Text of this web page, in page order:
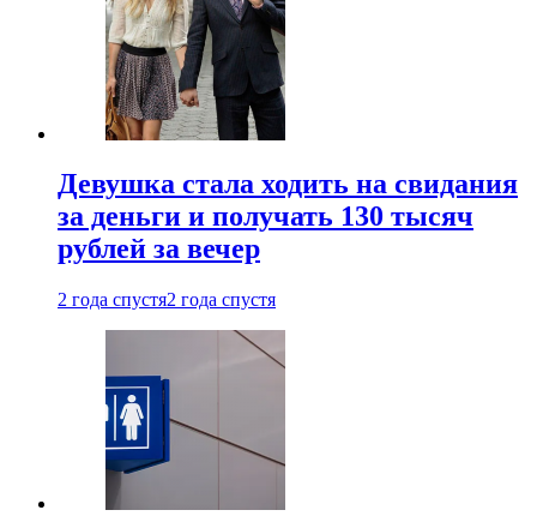
Девушка стала ходить на свидания
за деньги и получать 130 тысяч
рублей за вечер
2 года спустя2 года спустя